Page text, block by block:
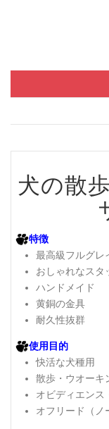
犬の散
特徴
最高級フルグレ
おしゃれなスタ
ハンドメイド
黄銅の金具
耐久性抜群
使用目的
快活な犬種用
散歩・ウオーキ
オビディエンス
オフリード（ノ